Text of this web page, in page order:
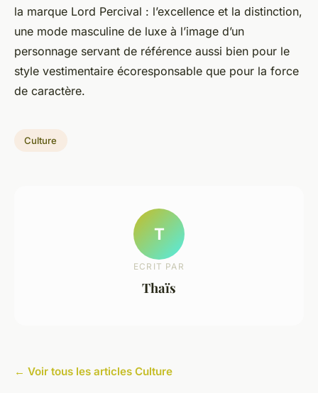
la marque Lord Percival : l’excellence et la distinction,
une mode masculine de luxe à l’image d’un
personnage servant de référence aussi bien pour le
style vestimentaire écoresponsable que pour la force
de caractère.
Culture
T
ECRIT PAR
Thaïs
← Voir tous les articles Culture